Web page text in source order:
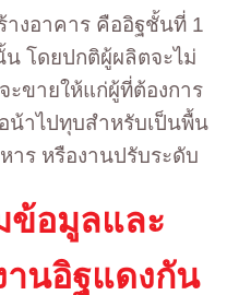
างอาคาร คืออิฐชั้นที่ 1
โดยปกติผู้ผลิตจะไม่
ะขายให้แก่ผู้ที่ต้องการ
น้าไปทุบสำหรับเป็นพื้น
าร หรืองานปรับระดับ
ข้อมูลและ
านอิฐแดงกัน